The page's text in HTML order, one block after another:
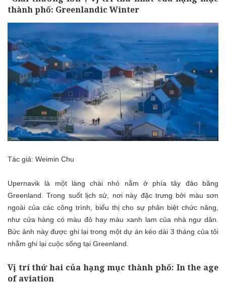
thành phố: Greenlandic Winter
Tác giả: Weimin Chu
Upernavik là một làng chài nhỏ nằm ở phía tây đảo băng
Greenland. Trong suốt lịch sử, nơi này đặc trưng bởi màu sơn
ngoài của các công trình, biểu thị cho sự phân biệt chức năng,
như cửa hàng có màu đỏ hay màu xanh lam của nhà ngư dân.
Bức ảnh này được ghi lại trong một dự án kéo dài 3 tháng của tôi
nhằm ghi lại cuộc sống tại Greenland.
Vị trí thứ hai của hạng mục thành phố: In the age
of aviation